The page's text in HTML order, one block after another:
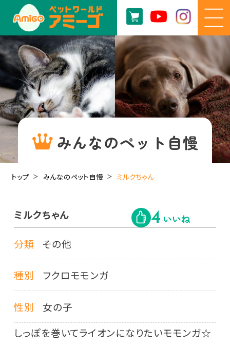
みんなのペット自慢
トップ みんなのペット自慢 ミルクちゃん
ミルクちゃん 4 いいね
分類 その他
種別 フクロモモンガ
性別
女の子
しっぽを巻いてライオンになりたいモモンガ☆